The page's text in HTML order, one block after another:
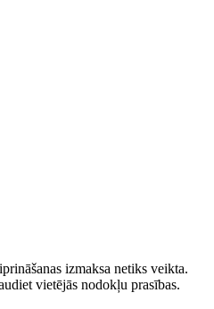
izmaksa netiks veikta.
vietējās nodokļu prasības.